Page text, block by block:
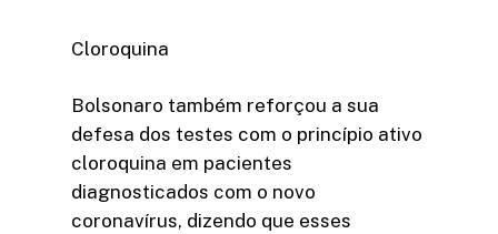
Cloroquina
Bolsonaro também reforçou a sua
defesa dos testes com o princípio ativo
cloroquina em pacientes
diagnosticados com o novo
coronavírus, dizendo que esses